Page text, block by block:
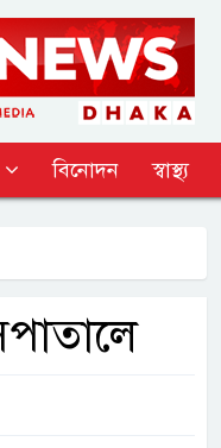
বিনোদন স্বাস্থ্য